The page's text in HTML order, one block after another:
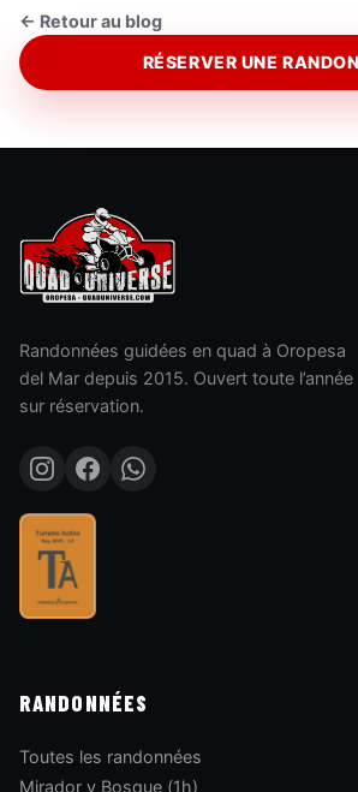
← Retour au blog
RÉSERVER UNE
Randonnées guidées en quad à Oropesa
del Mar depuis 2015. Ouvert toute l’année
sur réservation.
RANDONNÉES
Toutes les randonnées
Mirador y Bosque (1h)